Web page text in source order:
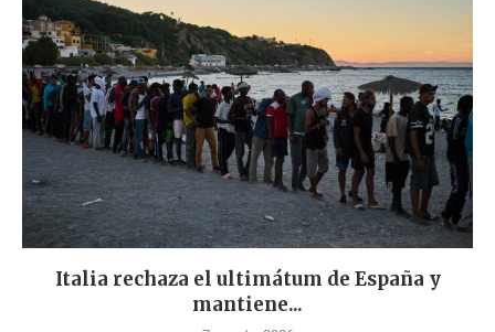
Italia rechaza el ultimátum de España y
mantiene...